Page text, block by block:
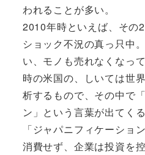
われることが多い。
2010年時といえば、その
ショック不況の真っ只中
い、モノも売れなくなっ
時の米国の、しいては世
析するもので、その中で
ン」という言葉が出てくる
「ジャパニフィケーショ
消費せず、企業は投資を